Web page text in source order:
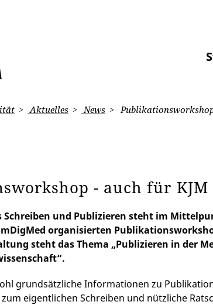
Aktuelles News
- auch für KJM
Schreiben und Publizieren steht im
organisierten
steht das Thema „Publizieren in der
grundsätzliche Informationen zu
eigentlichen Schreiben und nützliche